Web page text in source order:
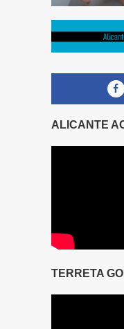
ALICANTE
TERRETA